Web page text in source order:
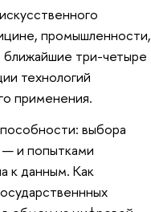
промышленности,
ближайшие три-четыре
технологий
применения.
выбора
— и попытками
к данным. Как